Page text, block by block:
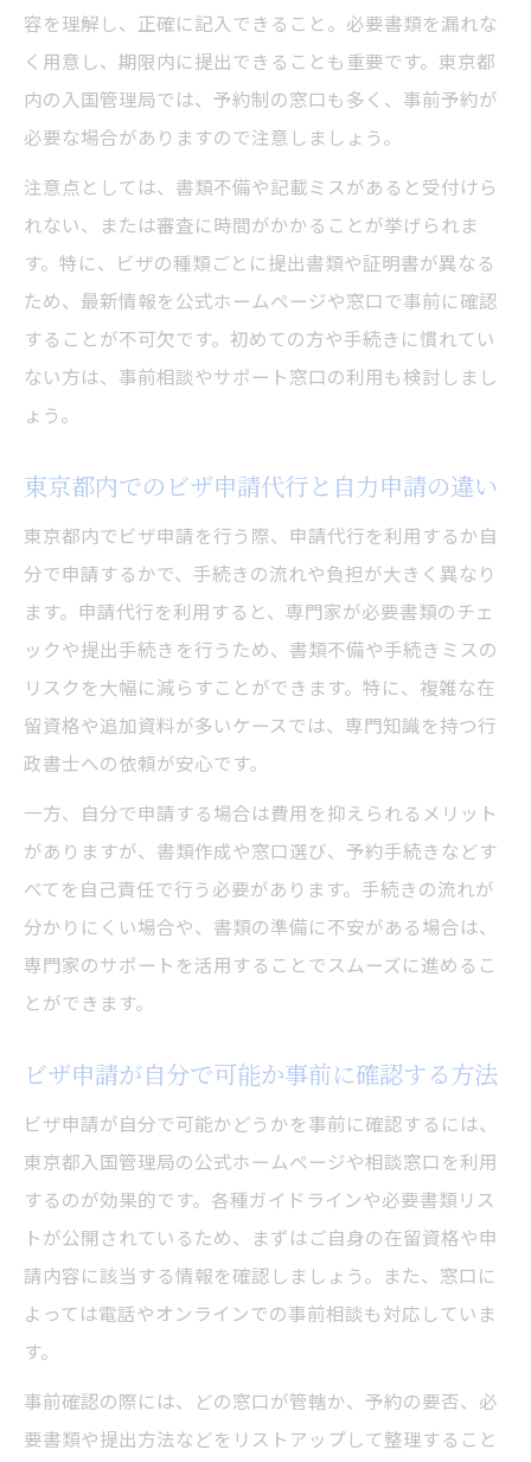
容を理解し、正確に記入できること。必要書類を漏れな
く用意し、期限内に提出できることも重要です。東京都
内の入国管理局では、予約制の窓口も多く、事前予約が
必要な場合がありますので注意しましょう。
注意点としては、書類不備や記載ミスがあると受付けら
れない、または審査に時間がかかることが挙げられま
す。特に、ビザの種類ごとに提出書類や証明書が異なる
ため、最新情報を公式ホームページや窓口で事前に確認
することが不可欠です。初めての方や手続きに慣れてい
ない方は、事前相談やサポート窓口の利用も検討しまし
ょう。
東京都内でのビザ申請代行と自力申請の違い
東京都内でビザ申請を行う際、申請代行を利用するか自
分で申請するかで、手続きの流れや負担が大きく異なり
ます。申請代行を利用すると、専門家が必要書類のチェ
ックや提出手続きを行うため、書類不備や手続きミスの
リスクを大幅に減らすことができます。特に、複雑な在
留資格や追加資料が多いケースでは、専門知識を持つ行
政書士への依頼が安心です。
一方、自分で申請する場合は費用を抑えられるメリット
がありますが、書類作成や窓口選び、予約手続きなどす
べてを自己責任で行う必要があります。手続きの流れが
分かりにくい場合や、書類の準備に不安がある場合は、
専門家のサポートを活用することでスムーズに進めるこ
とができます。
ビザ申請が自分で可能か事前に確認する方法
ビザ申請が自分で可能かどうかを事前に確認するには、
東京都入国管理局の公式ホームページや相談窓口を利用
するのが効果的です。各種ガイドラインや必要書類リス
トが公開されているため、まずはご自身の在留資格や申
請内容に該当する情報を確認しましょう。また、窓口に
よっては電話やオンラインでの事前相談も対応していま
す。
事前確認の際には、どの窓口が管轄か、予約の要否、必
要書類や提出方法などをリストアップして整理すること